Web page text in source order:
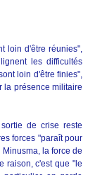
loin d'être réunies",
les difficultés
loin d'être finies",
la présence militaire
de crise reste
forces "paraît pour
la force de
raison, c'est que "le